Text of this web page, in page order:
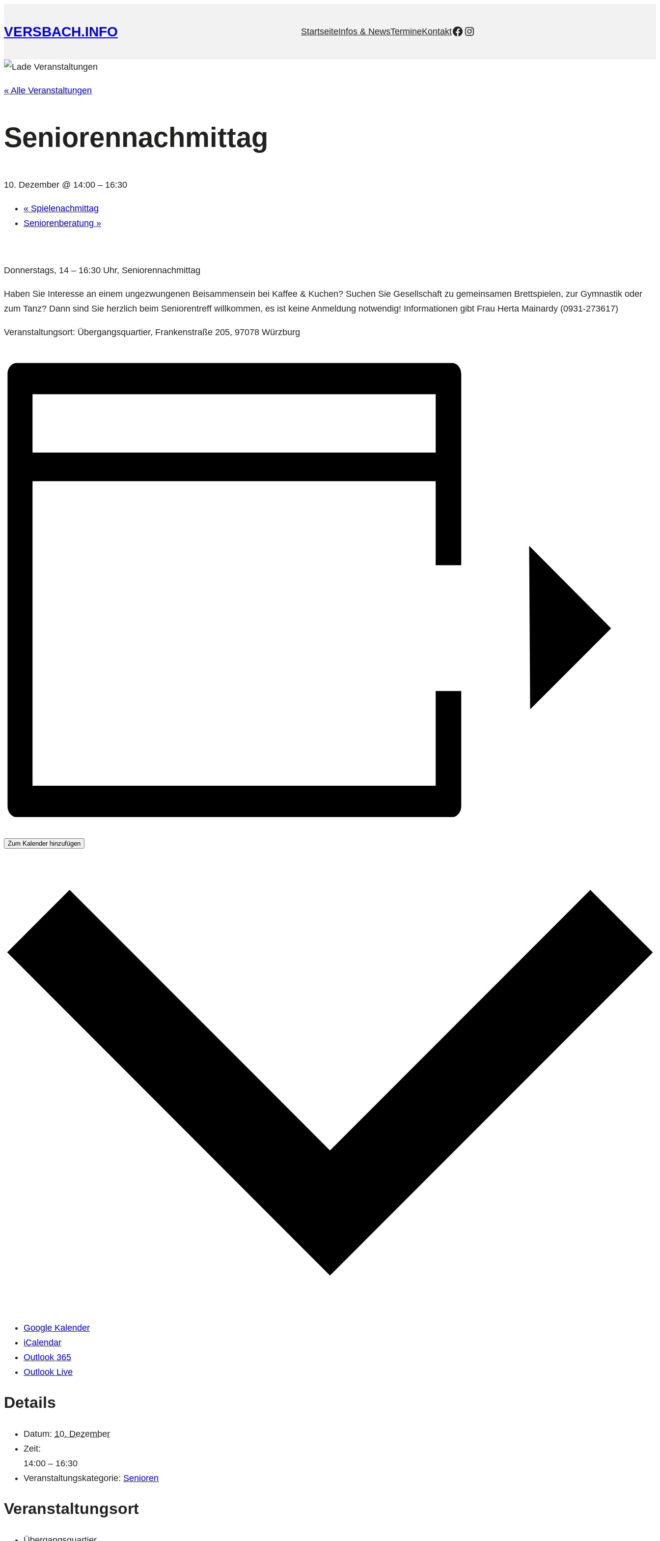
VERSBACH.INFO StartseiteInfos & NewsTermineKontaktFacebook
Instagram
« Alle Veranstaltungen
Seniorennachmittag
10. Dezember @ 14:00 – 16:30
« Spielenachmittag
Seniorenberatung »
Donnerstags, 14 – 16:30 Uhr, Seniorennachmittag
Haben Sie Interesse an einem ungezwungenen Beisammensein bei Kaffee & Kuchen? Suchen Sie Gesellschaft zu gemeinsamen Brettspielen, zur Gymnastik oder
zum Tanz? Dann sind Sie herzlich beim Seniorentreff willkommen, es ist keine Anmeldung notwendig! Informationen gibt Frau Herta Mainardy (0931-273617)
Veranstaltungsort: Übergangsquartier, Frankenstraße 205, 97078 Würzburg
Zum Kalender hinzufügen
Google Kalender
iCalendar
Outlook 365
Outlook Live
Details
Datum: 10. Dezember
Zeit:
14:00 – 16:30
Veranstaltungskategorie: Senioren
Veranstaltungsort